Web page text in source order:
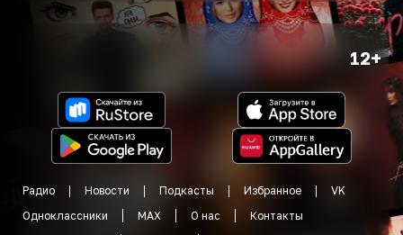
12+
Радио Новости Подкасты Избранное
VK
Одноклассники
MAX О нас
Контакты